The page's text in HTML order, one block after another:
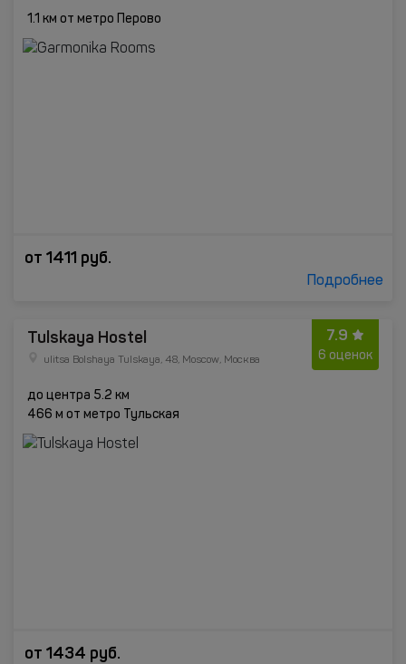
1.1 км от метро Перово
от 1411 руб.
Подробнее
7.9
6 оценок
Tulskaya Hostel
ulitsa Bolshaya Tulskaya, 48, Moscow, Москва
до центра 5.2 км
466 м от метро Тульская
от 1434 руб.